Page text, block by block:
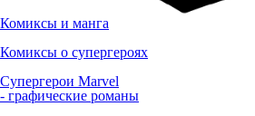
Комиксы и манга
Комиксы о супергероях
Супергерои Marvel
- графические романы